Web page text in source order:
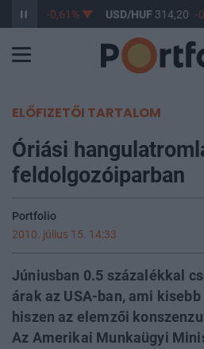
363,17 -0,61% USD/HUF 314,20 -
ELŐFIZETŐI TARTALOM
Óriási
feldolgozóiparban
Portfolio
2010. július 15. 14:33
Júniusban 0.5 százalékkal
árak az USA-ban, ami
hiszen az elemzői
Az Amerikai Munkaügyi